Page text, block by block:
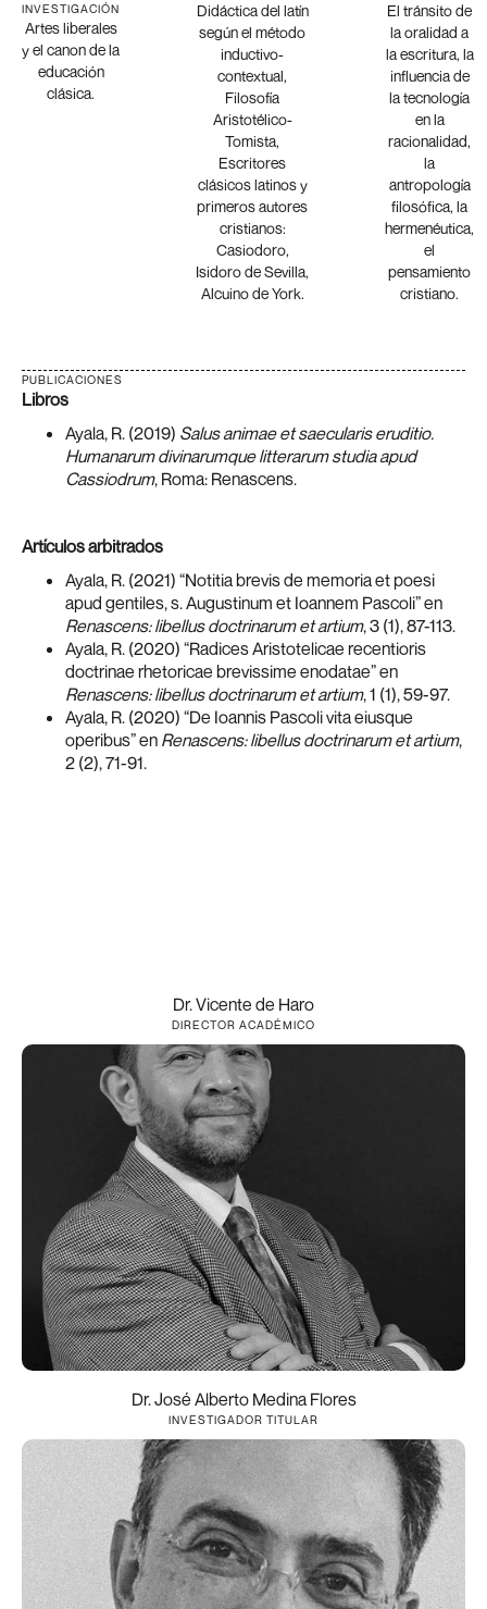
INVESTIGACIÓN
Artes liberales
y el canon de la
educación
clásica.
Didáctica del latín
según el método
inductivo-
contextual,
Filosofía
Aristotélico-
Tomista,
Escritores
clásicos latinos y
primeros autores
cristianos:
Casiodoro,
Isidoro de Sevilla,
Alcuino de York.
El tránsito de
la oralidad a
la escritura, la
influencia de
la tecnología
en la
racionalidad,
la
antropología
filosófica, la
hermenéutica,
el
pensamiento
cristiano.
PUBLICACIONES
Libros
Ayala, R. (2019) Salus animae et saecularis eruditio.
Humanarum divinarumque litterarum studia apud
Cassiodrum, Roma: Renascens.
Artículos arbitrados
Ayala, R. (2021) “Notitia brevis de memoria et poesi
apud gentiles, s. Augustinum et Ioannem Pascoli” en
Renascens: libellus doctrinarum et artium, 3 (1), 87-113.
Ayala, R. (2020) “Radices Aristotelicae recentioris
doctrinae rhetoricae brevissime enodatae” en
Renascens: libellus doctrinarum et artium, 1 (1), 59-97.
Ayala, R. (2020) “De Ioannis Pascoli vita eiusque
operibus” en Renascens: libellus doctrinarum et artium,
2 (2), 71-91.
Dr. Vicente de Haro
DIRECTOR ACADÉMICO
Dr. José Alberto Medina Flores
INVESTIGADOR TITULAR